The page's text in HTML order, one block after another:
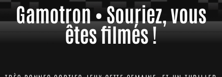
Gamotron • Souriez, vous
êtes filmés !